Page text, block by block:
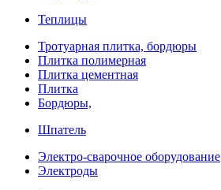
Теплицы
Тротуарная плитка, бордюры
Плитка полимерная
Плитка цементная
Плитка
Бордюры,
Шпатель
Электро-сварочное оборудование
Электроды